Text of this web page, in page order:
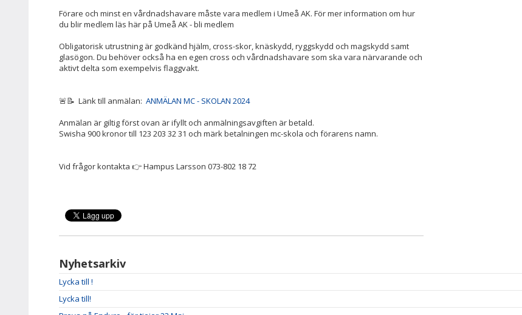
Förare och minst en vårdnadshavare måste vara medlem i Umeå AK. För mer information om hur
du blir medlem läs här på Umeå AK - bli medlem
Obligatorisk utrustning är godkänd hjälm, cross-skor, knäskydd, ryggskydd och magskydd samt
glasögon. Du behöver också ha en egen cross och vårdnadshavare som ska vara närvarande och
aktivt delta som exempelvis flaggvakt.
🚨📝 Länk till anmälan: ANMÄLAN MC - SKOLAN 2024
Anmälan är giltig först ovan är ifyllt och anmälningsavgiften är betald.
Swisha 900 kronor till 123 203 32 31 och märk betalningen mc-skola och förarens namn.
Vid frågor kontakta 👉 Hampus Larsson 073-802 18 72
Nyhetsarkiv
Lycka till !
Lycka till!